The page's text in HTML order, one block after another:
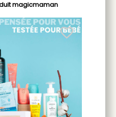
magicmaman
favorite_border